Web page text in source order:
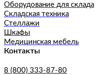
Оборудование для склада
Складская техника
Стеллажи
Шкафы
Медицинская мебель
Контакты
8 (800) 333-87-80